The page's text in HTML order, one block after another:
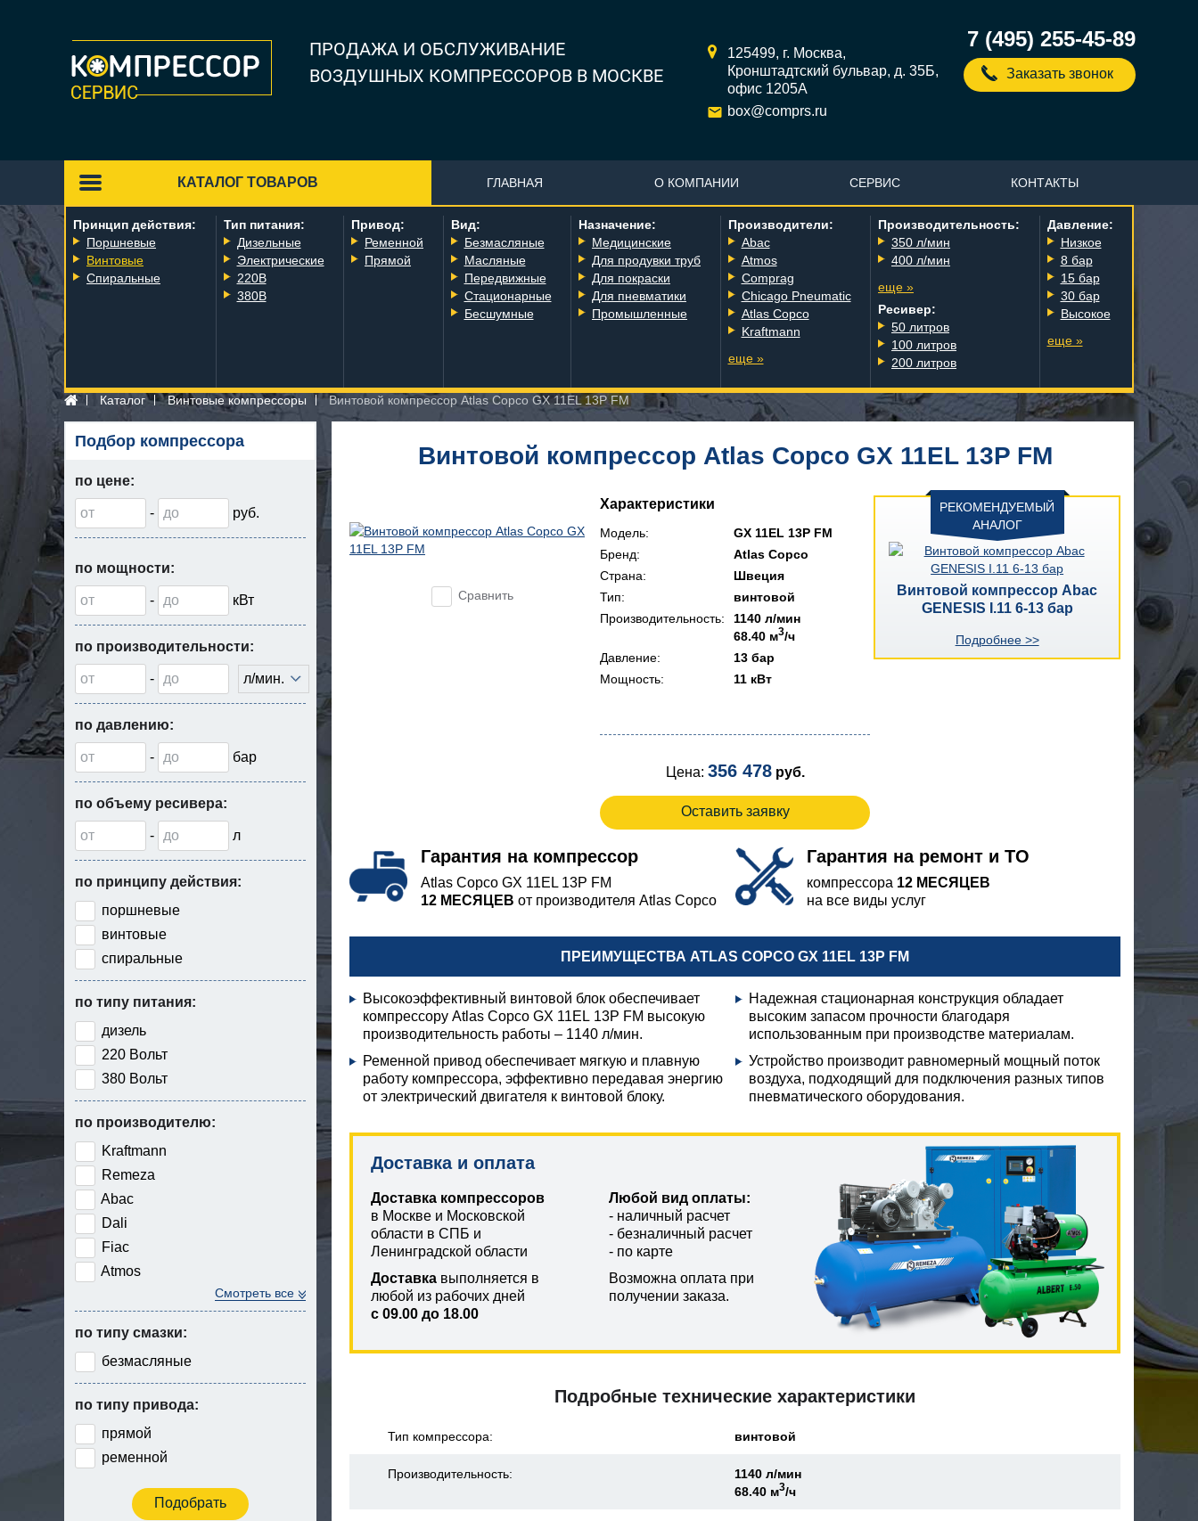
ПРОДАЖА И ОБСЛУЖИВАНИЕ
ВОЗДУШНЫХ КОМПРЕССОРОВ В МОСКВЕ
125499, г. Москва,
Кронштадтский бульвар, д. 35Б,
офис 1205А
box@comprs.ru
7 (495) 255-45-89
Заказать звонок
ГЛАВНАЯ
КАТАЛОГ ТОВАРОВ
Принцип действия:
Поршневые
Винтовые
Спиральные
Тип питания:
Дизельные
Электрические
220В
380В
Привод:
Ременной
Прямой
Вид:
Безмасляные
Масляные
Передвижные
Стационарные
Бесшумные
Назначение:
Медицинские
Для продувки труб
Для покраски
Для пневматики
Промышленные
Производители:
Abac
Atmos
Comprag
Chicago Pneumatic
Atlas Copco
Kraftmann
еще »
Производительность:
350 л/мин
400 л/мин
еще »
Ресивер:
50 литров
100 литров
200 литров
Давление:
Низкое
8 бар
15 бар
30 бар
Высокое
еще »
О КОМПАНИИ СЕРВИС КОНТАКТЫ
Каталог Винтовые компрессоры Винтовой компрессор Atlas Copco GX 11EL 13P FM
Подбор компрессора
по цене:
- руб.
по мощности:
- кВт
по производительности:
- л/мин.
по давлению:
- бар
по объему ресивера:
- л
по принципу действия:
поршневые
винтовые
спиральные
по типу питания:
дизель
220 Вольт
380 Вольт
по производителю:
Kraftmann
Remeza
Abac
Dali
Fiac
Atmos
Смотреть все
по типу смазки:
безмасляные
по типу привода:
прямой
ременной
Винтовой компрессор Atlas Copco GX 11EL 13P FM
Сравнить
Характеристики
Модель:
GX 11EL 13P FM
Бренд:
Atlas Copco
Страна:
Швеция
Тип:
винтовой
Производительность:
1140 л/мин
68.40 м3/ч
Давление:
13 бар
Мощность:
11 кВт
Цена: 356 478 руб.
Оставить заявку
РЕКОМЕНДУЕМЫЙ
АНАЛОГ
Винтовой компрессор Abac
GENESIS I.11 6-13 бар
Подробнее >>
Гарантия на компрессор
Atlas Copco GX 11EL 13P FM
12 МЕСЯЦЕВ от производителя Atlas Copco
Гарантия на ремонт и ТО
компрессора 12 МЕСЯЦЕВ
на все виды услуг
ПРЕИМУЩЕСТВА ATLAS COPCO GX 11EL 13P FM
Высокоэффективный винтовой блок обеспечивает
компрессору Atlas Copco GX 11EL 13P FM высокую
производительность работы – 1140 л/мин.
Ременной привод обеспечивает мягкую и плавную
работу компрессора, эффективно передавая энергию
от электрический двигателя к винтовой блоку.
Надежная стационарная конструкция обладает
высоким запасом прочности благодаря
использованным при производстве материалам.
Устройство производит равномерный мощный поток
воздуха, подходящий для подключения разных типов
пневматического оборудования.
Доставка и оплата
Доставка компрессоров
в Москве и Московской
области в СПБ и
Ленинградской области
Доставка выполняется в
любой из рабочих дней
с 09.00 до 18.00
Любой вид оплаты:
- наличный расчет
- безналичный расчет
- по карте
Возможна оплата при
получении заказа.
Подробные технические характеристики
Тип компрессора: винтовой
Производительность:
1140 л/мин
68.40 м3/ч